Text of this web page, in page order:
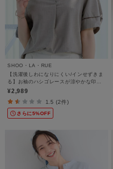
SHOO・LA・RUE
【洗濯後しわになりにくい/インせずきま
る】お袖のハシゴレースが涼やかな印象
麻調スキッパーブラウス
¥2,989
1.5 (2件)
さらに5%OFF